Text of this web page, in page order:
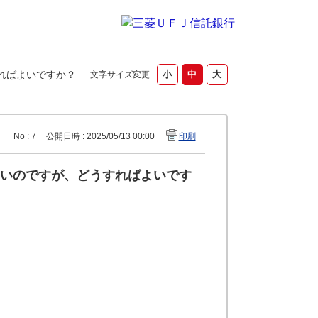
文字サイズ変更
ばよいですか？
No : 7 公開日時 : 2025/05/13 00:00 印刷
のですが、どうすればよいです